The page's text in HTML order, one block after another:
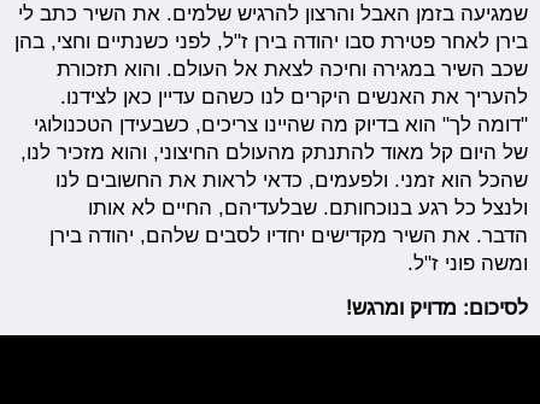
שמגיעה בזמן האבל והרצון להרגיש שלמים. את השיר כתב לי
בירן לאחר פטירת סבו יהודה בירן ז"ל, לפני כשנתיים וחצי, בהן
שכב השיר במגירה וחיכה לצאת אל העולם. והוא תזכורת
להעריך את האנשים היקרים לנו כשהם עדיין כאן לצידנו.
"דומה לך" הוא בדיוק מה שהיינו צריכים, כשבעידן הטכנולוגי
של היום קל מאוד להתנתק מהעולם החיצוני, והוא מזכיר לנו,
שהכל הוא זמני. ולפעמים, כדאי לראות את החשובים לנו
ולנצל כל רגע בנוכחותם. שבלעדיהם, החיים לא אותו
הדבר. את השיר מקדישים יחדיו לסבים שלהם, יהודה בירן
ומשה פוני ז"ל.
לסיכום: מדויק ומרגש!